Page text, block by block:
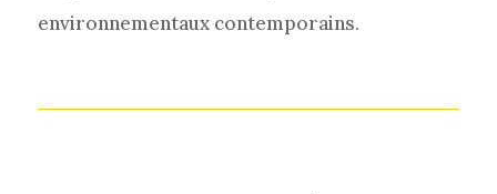
environnementaux contemporains.